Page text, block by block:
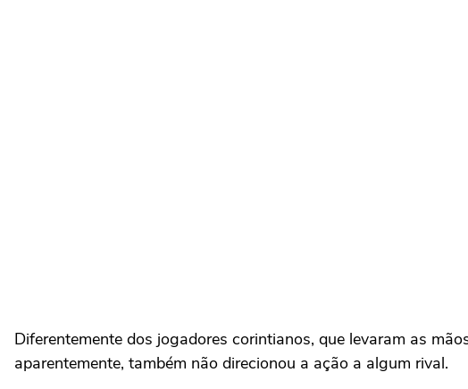
Diferentemente dos jogadores corintianos, que levaram as
aparentemente, também não direcionou a ação a algum rival.